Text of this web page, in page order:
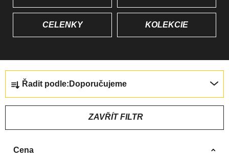
ČELENKY KOLEKCIE
A
Z
N
Řadit podle: Doporučujeme
ZAVŘÍT FILTR
Cena